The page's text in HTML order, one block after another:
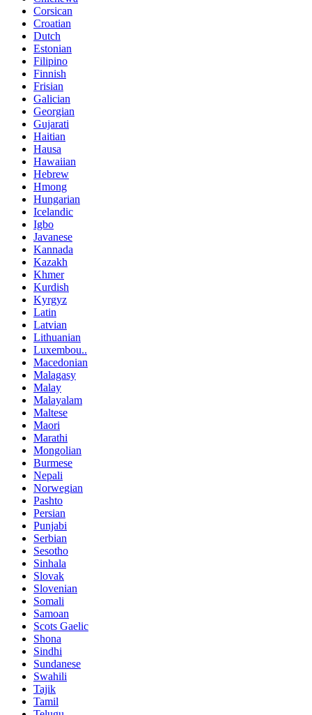
Corsican
Croatian
Dutch
Estonian
Filipino
Finnish
Frisian
Galician
Georgian
Gujarati
Haitian
Hausa
Hawaiian
Hebrew
Hmong
Hungarian
Icelandic
Igbo
Javanese
Kannada
Kazakh
Khmer
Kurdish
Kyrgyz
Latin
Latvian
Lithuanian
Luxembou..
Macedonian
Malagasy
Malay
Malayalam
Maltese
Maori
Marathi
Mongolian
Burmese
Nepali
Norwegian
Pashto
Persian
Punjabi
Serbian
Sesotho
Sinhala
Slovak
Slovenian
Somali
Samoan
Scots Gaelic
Shona
Sindhi
Sundanese
Swahili
Tajik
Tamil